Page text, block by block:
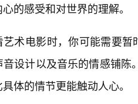
的感受和对世界的理解。
术电影时，你可能需要暂
音设计以及音乐的情感铺
体的情节更能触动人心。